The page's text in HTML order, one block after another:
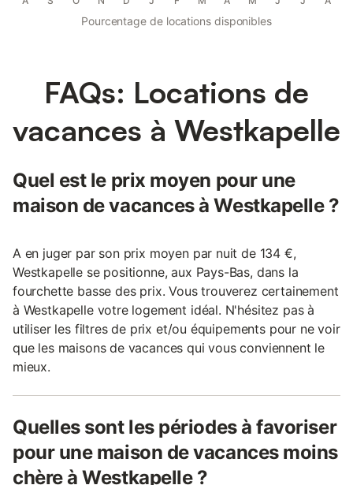
Pourcentage de locations disponibles
FAQs: Locations de
vacances à Westkapelle
Quel est le prix moyen pour une
maison de vacances à Westkapelle ?
A en juger par son prix moyen par nuit de 134 €,
Westkapelle se positionne, aux Pays-Bas, dans la
fourchette basse des prix. Vous trouverez certainement
à Westkapelle votre logement idéal. N'hésitez pas à
utiliser les filtres de prix et/ou équipements pour ne voir
que les maisons de vacances qui vous conviennent le
mieux.
Quelles sont les périodes à favoriser
pour une maison de vacances moins
chère à Westkapelle ?